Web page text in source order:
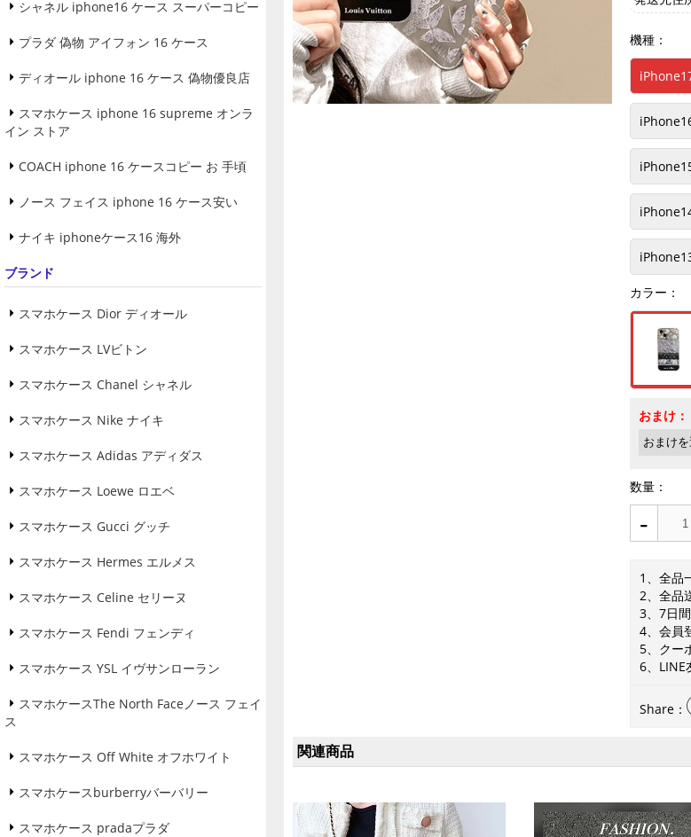
シャネル iphone16 ケース スーパーコピー
プラダ 偽物 アイフォン 16 ケース
ディオール iphone 16 ケース 偽物優良店
スマホケース iphone 16 supreme オンラ
イン ストア
COACH iphone 16 ケースコピー お 手頃
ノース フェイス iphone 16 ケース安い
ナイキ iphoneケース16 海外
ブランド
スマホケース Dior ディオール
スマホケース LVビトン
スマホケース Chanel シャネル
スマホケース Nike ナイキ
スマホケース Adidas アディダス
スマホケース Loewe ロエベ
スマホケース Gucci グッチ
スマホケース Hermes エルメス
スマホケース Celine セリーヌ
スマホケース Fendi フェンディ
スマホケース YSL イヴサンローラン
スマホケースThe North Faceノース フェイ
ス
スマホケース Off White オフホワイト
スマホケースburberryバーバリー
スマホケース pradaプラダ
機種：
カラー：
おまけ：
数量：
-
1、全品
2、全品
3、7日
4、会員
5、クー
6、LINE
Share：
関連商品